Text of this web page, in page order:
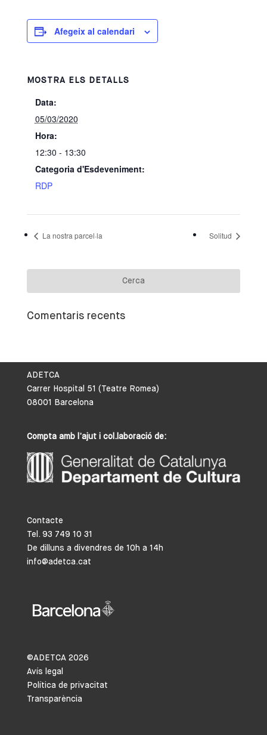
Afegeix al calendari
MOSTRA ELS DETALLS
Data:
05/03/2020
Hora:
12:30 - 13:30
Categoria d'Esdeveniment:
RDP
La nostra parcel·la Solitud
Comentaris recents
ADETCA
Carrer Hospital 51 (Teatre Romea)
08001 Barcelona
Compta amb l’ajut i col.laboració de:
Contacte
Tel. 93 749 10 31
De dilluns a divendres de 10h a 14h
info@adetca.cat
©ADETCA 2026
Avís legal
Política de privacitat
Transparència